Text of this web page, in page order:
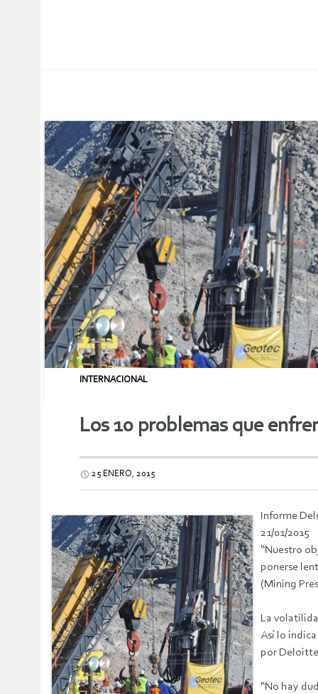
INTERNACIONAL
Los 10 problemas que
25 ENERO, 2015
Informe
21/01/2015
“Nuestro
ponerse
(Mining
La
Así lo
por
“No hay